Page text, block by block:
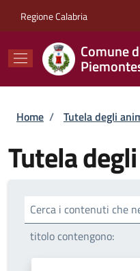
Regione Calabria
Comune
Briciole di
Home / Tutela degli
Tutela
Cerca i contenuti che
titolo contengono: